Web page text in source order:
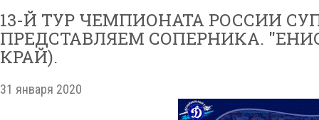
13-Й ТУР ЧЕМПИОНАТА РОССИИ
ПРЕДСТАВЛЯЕМ СОПЕРНИКА.
КРАЙ).
31 января 2020